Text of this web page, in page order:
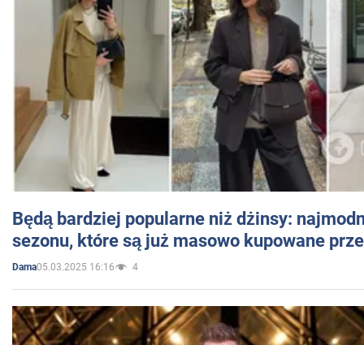
Będą bardziej popularne niż dżinsy:
sezonu, które są już masowo kupowane
Dama05.03.2025 16:16 4